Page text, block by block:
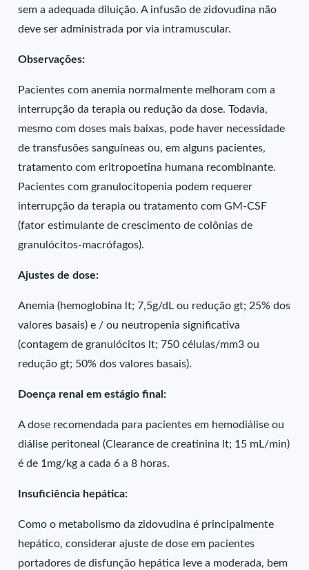
sem a adequada diluição. A infusão de zidovudina não
deve ser administrada por via intramuscular.
Observações:
Pacientes com anemia normalmente melhoram com a
interrupção da terapia ou redução da dose. Todavia,
mesmo com doses mais baixas, pode haver necessidade
de transfusões sanguíneas ou, em alguns pacientes,
tratamento com eritropoetina humana recombinante.
Pacientes com granulocitopenia podem requerer
interrupção da terapia ou tratamento com GM-CSF
(fator estimulante de crescimento de colônias de
granulócitos-macrófagos).
Ajustes de dose:
Anemia (hemoglobina lt; 7,5g/dL ou redução gt; 25% dos
valores basais) e / ou neutropenia significativa
(contagem de granulócitos lt; 750 células/mm3 ou
redução gt; 50% dos valores basais).
Doença renal em estágio final:
A dose recomendada para pacientes em hemodiálise ou
diálise peritoneal (Clearance de creatinina lt; 15 mL/min)
é de 1mg/kg a cada 6 a 8 horas.
Insuficiência hepática:
Como o metabolismo da zidovudina é principalmente
hepático, considerar ajuste de dose em pacientes
portadores de disfunção hepática leve a moderada, bem